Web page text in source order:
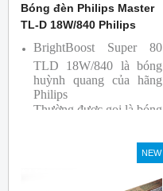
Bóng đèn Philips Master
TL-D 18W/840 Philips
BrightBoost Super 80
TLD 18W/840 là bóng
huỳnh quang của hãng
Philips
Thường được gọi là bóng
Bóng có độ hoàn màu
cao(Ra80) cùng quang
NEW